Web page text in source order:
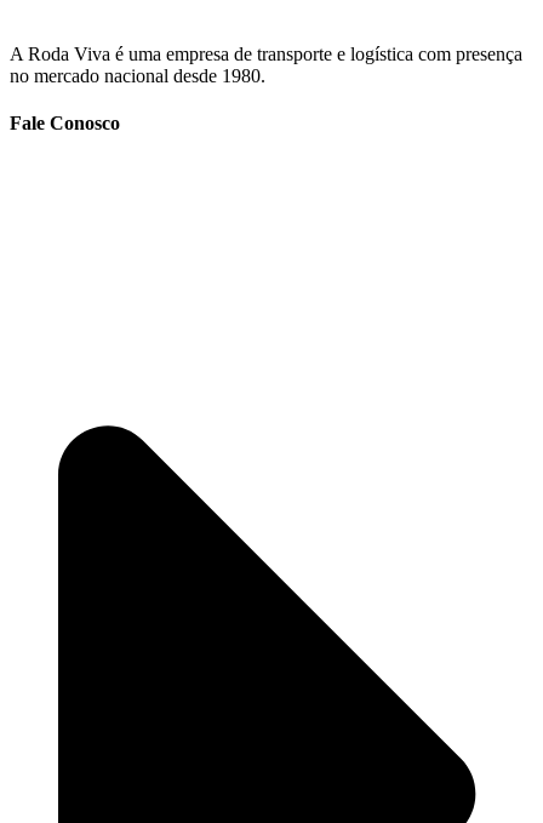
A Roda Viva é uma empresa de transporte e logística com presença
no mercado nacional desde 1980.
Fale Conosco